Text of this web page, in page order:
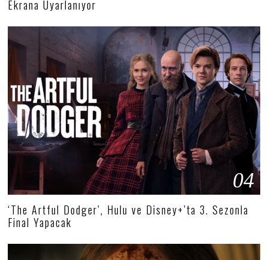
Ekrana Uyarlanıyor
04
‘The Artful Dodger’, Hulu ve Disney+’ta 3. Sezonla
Final Yapacak